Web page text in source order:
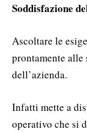
Soddisfazione
Ascoltare le
prontamente
dell’azienda.
Infatti mette a
operativo che si